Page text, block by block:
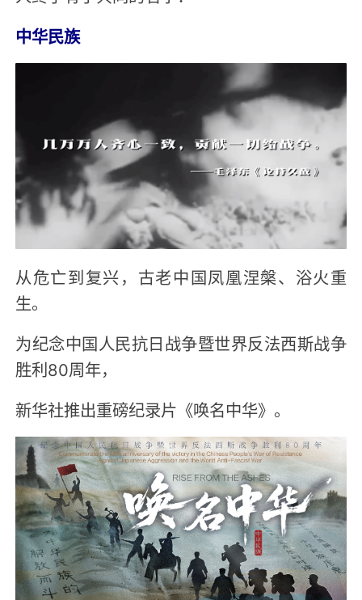
中华民族
从危亡到复兴，古老中国凤凰涅槃、浴火重
生。
为纪念中国人民抗日战争暨世界反法西斯战争
胜利80周年，
新华社推出重磅纪录片《唤名中华》。